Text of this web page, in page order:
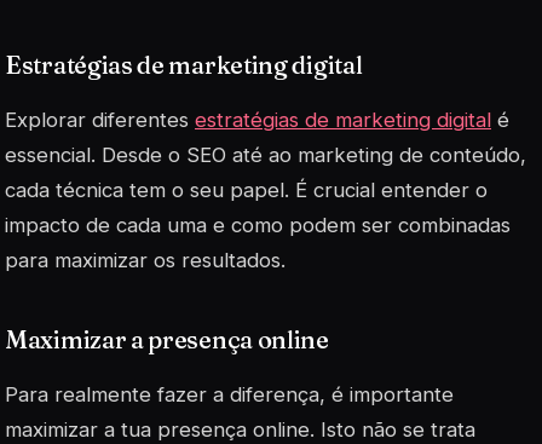
Estratégias de marketing digital
Explorar diferentes estratégias de marketing digital é
essencial. Desde o SEO até ao marketing de conteúdo,
cada técnica tem o seu papel. É crucial entender o
impacto de cada uma e como podem ser combinadas
para maximizar os resultados.
Maximizar a presença online
Para realmente fazer a diferença, é importante
maximizar a tua presença online. Isto não se trata